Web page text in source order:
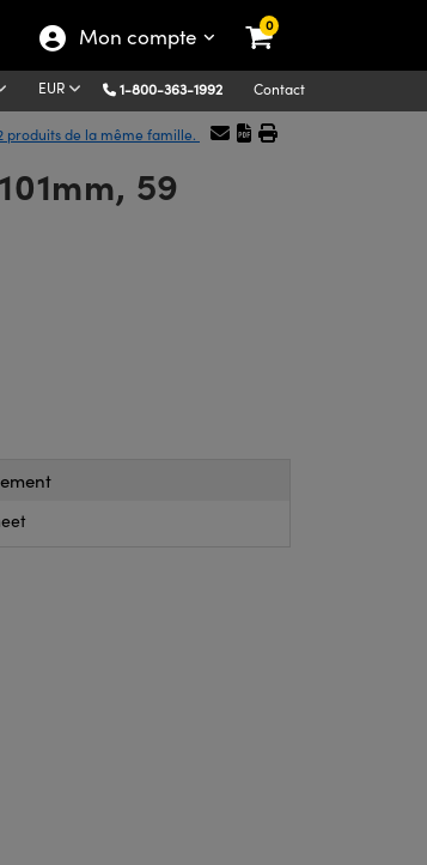
Mon compte 0
EUR 1-800-363-1992 Contact
produits de la même famille.
59